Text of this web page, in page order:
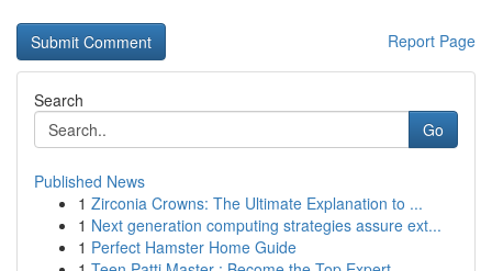
Report Page
Search
Go
Published News
1 Zirconia Crowns: The Ultimate Explanation to ...
1 Next generation computing strategies assure ext...
1 Perfect Hamster Home Guide